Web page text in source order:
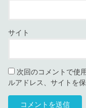
サイト
次回のコメントで使
ルアドレス、サイトを保